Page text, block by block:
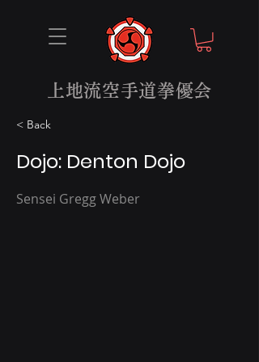
上地流空手道拳優会
< Back
Dojo: Denton Dojo
Sensei Gregg Weber